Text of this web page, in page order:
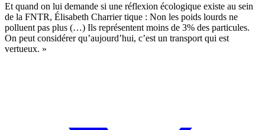
Et quand on lui demande si une réflexion écologique existe au sein
de la FNTR, Élisabeth Charrier tique : Non les poids lourds ne
polluent pas plus (…) Ils représentent moins de 3% des particules.
On peut considérer qu’aujourd’hui, c’est un transport qui est
vertueux. »